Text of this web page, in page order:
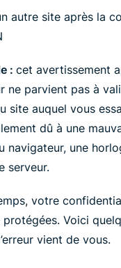
autre site après la
: cet avertissement
ne parvient pas à
site auquel vous
dû à une
navigateur, une
serveur.
votre
Voici
vient de vous.